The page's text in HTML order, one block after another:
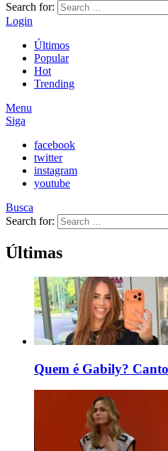
Search for:
Login
Últimos
Popular
Hot
Trending
Menu
Siga
facebook
twitter
instagram
youtube
Busca
Search for:
Últimas
Quem é Gabily?